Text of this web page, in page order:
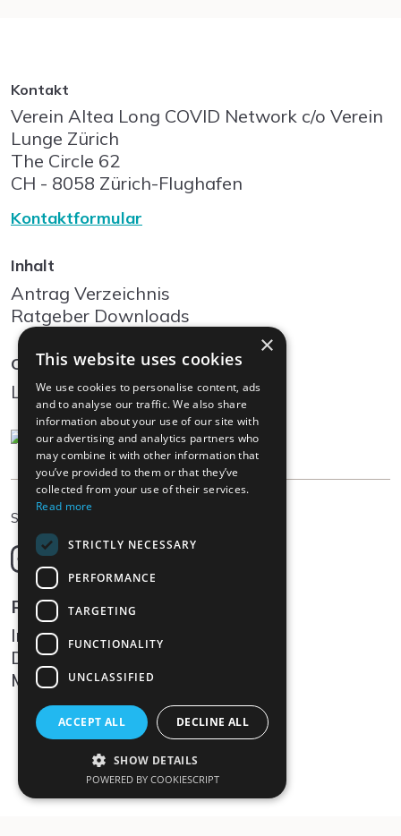
Kontakt
Verein Altea Long COVID Network c/o Verein
Lunge Zürich
The Circle 62
CH - 8058 Zürich-Flughafen
Kontaktformular
Inhalt
Antrag Verzeichnis
Ratgeber Downloads
Community
Log In
Sprache wählen
Deutsch
English
Français
Italiano
Rechtliches
Impressum
Datenschutz
Medien
×
This website uses cookies
We use cookies to personalise content, ads
and to analyse our traffic. We also share
information about your use of our site with
our advertising and analytics partners who
may combine it with other information that
you’ve provided to them or that they’ve
collected from your use of their services.
Read more
STRICTLY NECESSARY
PERFORMANCE
TARGETING
FUNCTIONALITY
UNCLASSIFIED
ACCEPT ALL DECLINE ALL
SHOW DETAILS
POWERED BY COOKIESCRIPT